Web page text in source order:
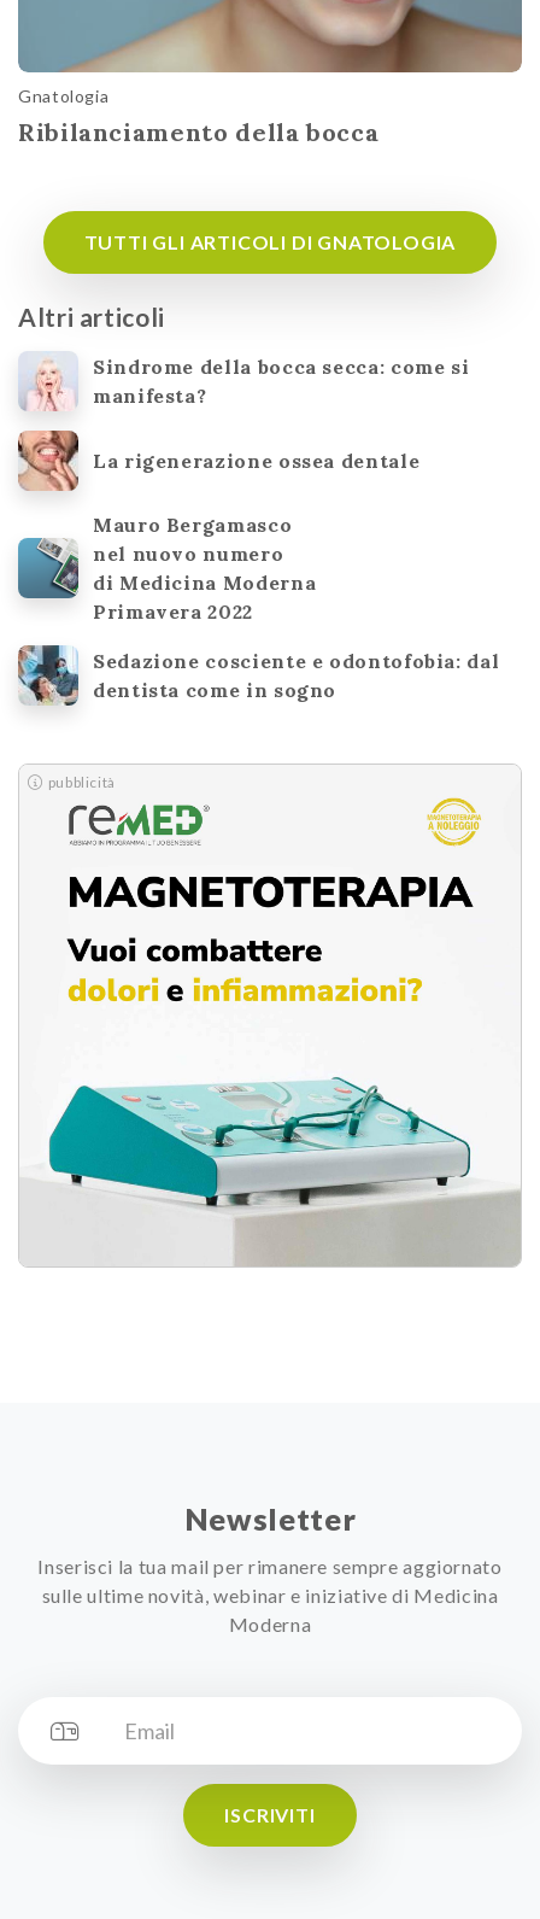
Gnatologia
Ribilanciamento della bocca
TUTTI GLI ARTICOLI DI GNATOLOGIA
Altri articoli
Sindrome della bocca secca: come si
manifesta?
La rigenerazione ossea dentale
Mauro Bergamasco
nel nuovo numero
di Medicina Moderna
Primavera 2022
Sedazione cosciente e odontofobia: dal
dentista come in sogno
pubblicità
Newsletter
Inserisci la tua mail per rimanere sempre aggiornato
sulle ultime novità, webinar e iniziative di Medicina
Moderna
ISCRIVITI